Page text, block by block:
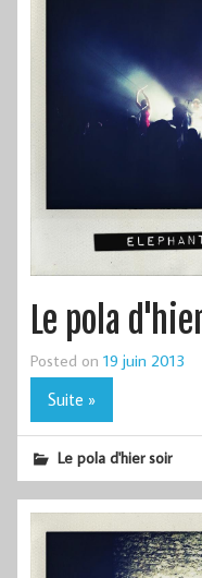
Le pola
Posted on 19 juin 2013
Suite »
Le pola d'hier soir